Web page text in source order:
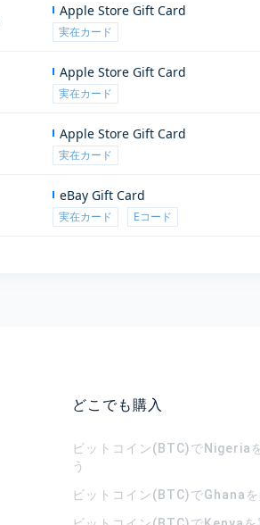
Apple Store Gift Card
実在カード
Apple Store Gift Card
実在カード
Apple Store Gift Card
実在カード
eBay Gift Card
実在カード Eコード
どこでも購入
ビットコイン(BTC)でNigeria
う
ビットコイン(BTC)でGhanaを